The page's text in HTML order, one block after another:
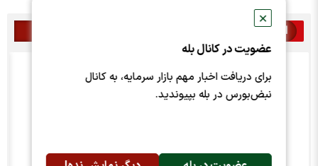
✕
عضویت در کانال بله
برای دریافت اخبار مهم بازار سرمایه، به کانال
نبض‌بورس در بله بپیوندید.
اخبار مرتبط